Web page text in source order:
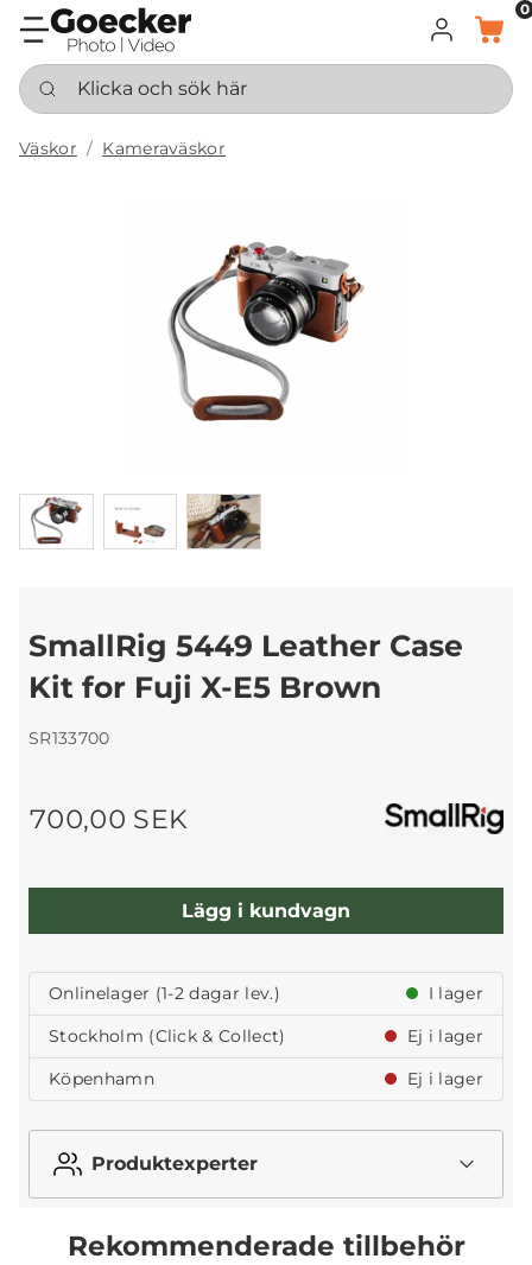
LOGGA IN
KORG
0
Klicka och sök här
Väskor Kameraväskor
SmallRig 5449 Leather Case
Kit for Fuji X-E5 Brown
SR133700
700,00 SEK
Lägg i kundvagn
Onlinelager (1-2 dagar lev.)
I lager
Stockholm (Click & Collect)
Ej i lager
Köpenhamn
Ej i lager
Produktexperter
Rekommenderade tillbehör